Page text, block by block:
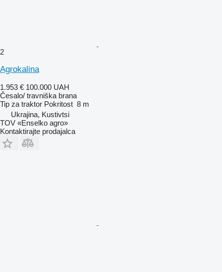
2
Agrokalina
1.953 € 100.000 UAH
Česalo/ travniška brana
Tip za traktor Pokritost 8 m
Ukrajina, Kustivtsi
TOV «Enselko agro»
Kontaktirajte prodajalca